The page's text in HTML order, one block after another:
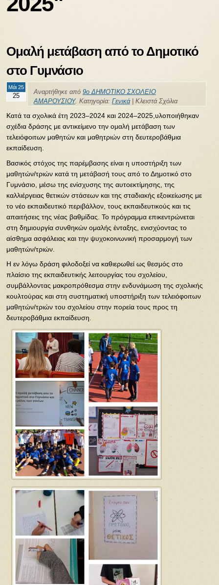
Ομαλή μετάβαση από το Δημοτικό
στο Γυμνάσιο
Μάι 25
25
Αναρτήθηκε από 9ο ΔΗΜΟΤΙΚΟ ΣΧΟΛΕΙΟ
ΑΜΑΡΟΥΣΙΟΥ. Κατηγορία: Γενικά| Κλειστά Σχόλια
Κατά τα σχολικά έτη 2023–2024 και 2024–2025,υλοποιήθηκαν
σχέδια δράσης με αντικείμενο την ομαλή μετάβαση των
τελειόφοιτων μαθητών και μαθητριών στη δευτεροβάθμια
εκπαίδευση.
Βασικός στόχος της παρέμβασης είναι η υποστήριξη των
μαθητών/τριών κατά τη μετάβασή τους από το Δημοτικό στο
Γυμνάσιο, μέσω της ενίσχυσης της αυτοεκτίμησης, της
καλλιέργειας θετικών στάσεων και της σταδιακής εξοικείωσης με
το νέο εκπαιδευτικό περιβάλλον, τους εκπαιδευτικούς και τις
απαιτήσεις της νέας βαθμίδας. Το πρόγραμμα επικεντρώνεται
στη δημιουργία συνθηκών ομαλής ένταξης, ενισχύοντας το
αίσθημα ασφάλειας και την ψυχοκοινωνική προσαρμογή των
μαθητών/τριών.
Η εν λόγω δράση φιλοδοξεί να καθιερωθεί ως θεσμός στο
πλαίσιο της εκπαιδευτικής λειτουργίας του σχολείου,
συμβάλλοντας μακροπρόθεσμα στην ενδυνάμωση της σχολικής
κουλτούρας και στη συστηματική υποστήριξη των τελειόφοιτων
μαθητών/τριών του σχολείου στην πορεία τους προς τη
δευτεροβάθμια εκπαίδευση.